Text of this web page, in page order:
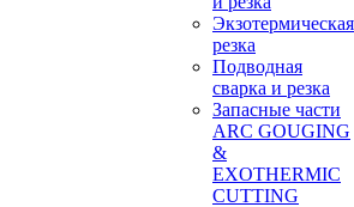
Экзотермическая
резка
Подводная
сварка и резка
Запасные части
ARC GOUGING
&
EXOTHERMIC
CUTTING